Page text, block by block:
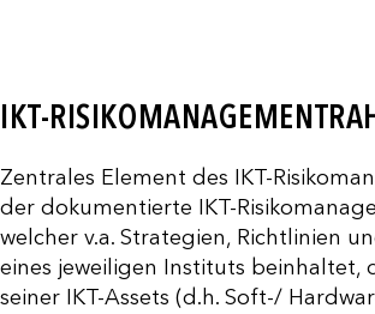
IKT-
Zentrales Element des IKT-
der dokumentierte IKT-
welcher v.a. Strategien, Richtlinien
eines jeweiligen Instituts beinhaltet,
seiner IKT-Assets (d.h. Soft-/